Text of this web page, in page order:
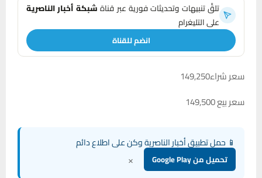
تلقَّ تنبيهات وتحديثات فورية عبر قناةشبكة أخبار الناصرية
على التليغرام
انضم للقناة
سعر شراء149,250
سعر بيع 149,500
📱 حمل تطبيق أخبار الناصرية وكن على اطلاع دائم
تحميل من Google Play ×